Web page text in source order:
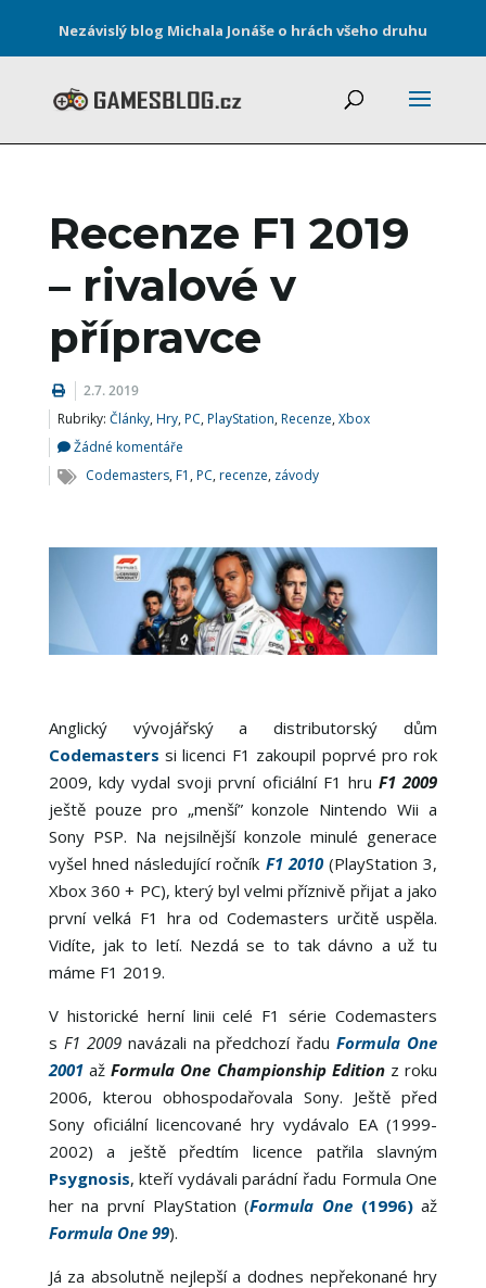
Nezávislý blog Michala Jonáše o hrách všeho druhu
Recenze F1 2019
– rivalové v
přípravce
2.7. 2019
Rubriky: Články,Hry,PC,PlayStation,Recenze,Xbox
Žádné komentáře
Codemasters,F1 ,PC,recenze, závody
Anglický vývojářský a distributorský dům
Codemasters si licenci F1 zakoupil poprvé pro rok
2009, kdy vydal svoji první oficiální F1 hruF1 2009
ještě pouze pro „menší” konzole Nintendo Wii a
Sony PSP. Na nejsilnější konzole minulé generace
vyšel hned následující ročník F1 2010(PlayStation 3,
Xbox 360 + PC), který byl velmi příznivě přijat a jako
první velká F1 hra od Codemasters určitě uspěla.
Vidíte, jak to letí. Nezdá se to tak dávno a už tu
máme F1 2019.
V historické herní linii celé F1 série Codemasters
s F1 2009navázali na předchozí řaduFormula One
2001ažFormula One Championship Editionz roku
2006, kterou obhospodařovala Sony. Ještě před
Sony oficiální licencované hry vydávalo EA (1999-
2002) a ještě předtím licence patřila slavným
Psygnosis, kteří vydávali parádní řadu Formula One
her na první PlayStation (Formula One(1996)až
Formula One 99).
Já za absolutně nejlepší a dodnes nepřekonané hry